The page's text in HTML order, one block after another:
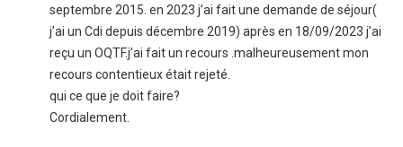
septembre 2015. en 2023 j’ai fait une demande de séjour(
j’ai un Cdi depuis décembre 2019) après en 18/09/2023 j’ai
reçu un OQTF.j’ai fait un recours .malheureusement mon
recours contentieux était rejeté.
qui ce que je doit faire?
Cordialement.